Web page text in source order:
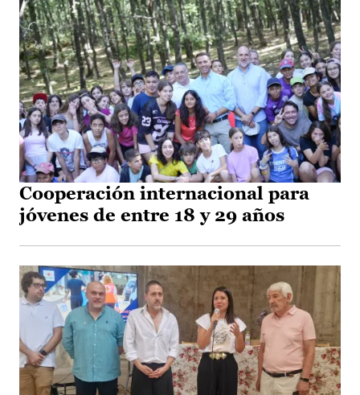
Cooperación internacional para
jóvenes de entre 18 y 29 años